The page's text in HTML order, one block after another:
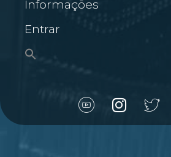
Informações
Entrar